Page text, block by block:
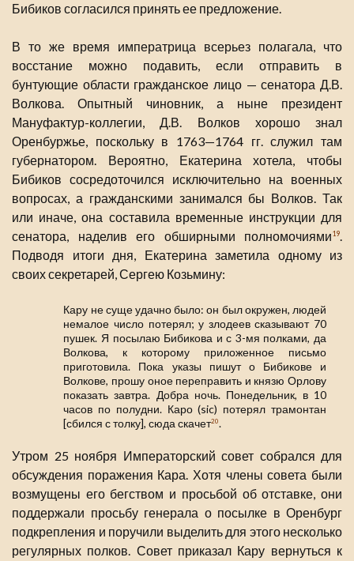
Бибиков согласился принять ее предложение.
В то же время императрица всерьез полагала, что
восстание можно подавить, если отправить в
бунтующие области гражданское лицо — сенатора Д.В.
Волкова. Опытный чиновник, а ныне президент
Мануфактур-коллегии, Д.В. Волков хорошо знал
Оренбуржье, поскольку в 1763—1764 гг. служил там
губернатором. Вероятно, Екатерина хотела, чтобы
Бибиков сосредоточился исключительно на военных
вопросах, а гражданскими занимался бы Волков. Так
или иначе, она составила временные инструкции для
сенатора, наделив его обширными полномочиями19.
Подводя итоги дня, Екатерина заметила одному из
своих секретарей, Сергею Козьмину:
Кару не суще удачно было: он был окружен, людей
немалое число потерял; у злодеев сказывают 70
пушек. Я посылаю Бибикова и с 3-мя полками, да
Волкова, к которому приложенное письмо
приготовила. Пока указы пишут о Бибикове и
Волкове, прошу оное переправить и князю Орлову
показать завтра. Добра ночь. Понедельник, в 10
часов по полудни. Каро (sic) потерял трамонтан
[сбился с толку], сюда скачет20.
Утром 25 ноября Императорский совет собрался для
обсуждения поражения Кара. Хотя члены совета были
возмущены его бегством и просьбой об отставке, они
поддержали просьбу генерала о посылке в Оренбург
подкрепления и поручили выделить для этого несколько
регулярных полков. Совет приказал Кару вернуться к